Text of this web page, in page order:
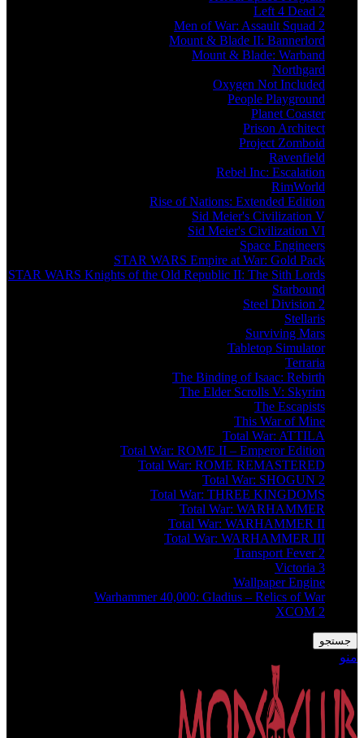
Left 4 Dead 2
Men of War: Assault Squad 2
Mount & Blade II: Bannerlord
Mount & Blade: Warband
Northgard
Oxygen Not Included
People Playground
Planet Coaster
Prison Architect
Project Zomboid
Ravenfield
Rebel Inc: Escalation
RimWorld
Rise of Nations: Extended Edition
Sid Meier's Civilization V
Sid Meier's Civilization VI
Space Engineers
STAR WARS Empire at War: Gold Pack
STAR WARS Knights of the Old Republic II: The Sith Lords
Starbound
Steel Division 2
Stellaris
Surviving Mars
Tabletop Simulator
Terraria
The Binding of Isaac: Rebirth
The Elder Scrolls V: Skyrim
The Escapists
This War of Mine
Total War: ATTILA
Total War: ROME II – Emperor Edition
Total War: ROME REMASTERED
Total War: SHOGUN 2
Total War: THREE KINGDOMS
Total War: WARHAMMER
Total War: WARHAMMER II
Total War: WARHAMMER III
Transport Fever 2
Victoria 3
Wallpaper Engine
Warhammer 40,000: Gladius – Relics of War
XCOM 2
جستجو
منو